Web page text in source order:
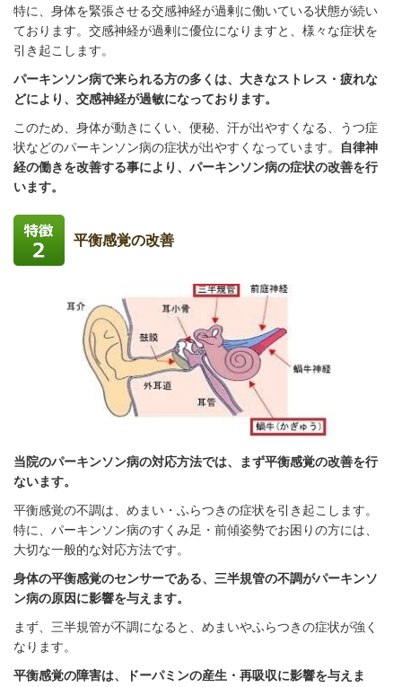
特に、身体を緊張させる交感神経が過剰に働いている状態が続い
ております。交感神経が過剰に優位になりますと、様々な症状を
引き起こします。
パーキンソン病で来られる方の多くは、大きなストレス・疲れな
どにより、交感神経が過敏になっております。
このため、身体が動きにくい、便秘、汗が出やすくなる、うつ症
状などのパーキンソン病の症状が出やすくなっています。
自律神
経の働きを改善する事により、パーキンソン病の症状の改善を行
います。
平衡感覚の改善
当院のパーキンソン病の対応方法では、まず平衡感覚の改善を行
ないます。
平衡感覚の不調は、めまい・ふらつきの症状を引き起こします。
特に、パーキンソン病のすくみ足・前傾姿勢でお困りの方には、
大切な一般的な対応方法です。
身体の平衡感覚のセンサーである、三半規管の不調がパーキンソ
ン病の原因に影響を与えます。
まず、三半規管が不調になると、めまいやふらつきの症状が強く
なります。
平衡感覚の障害は、ドーパミンの産生・再吸収に影響を与えま